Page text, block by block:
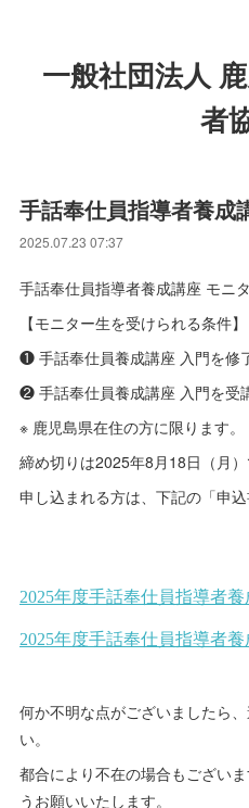
一般社団法人
者
手話奉仕員指導者養成
2025.07.23 07:37
手話奉仕員指導者養成講座 モニ
【モニター生を受けられる条件】
❶ 手話奉仕員養成講座 入門を修
❷ 手話奉仕員養成講座 入門を受
※ 鹿児島県在住の方に限ります。
締め切りは2025年8月18日（月）
申し込まれる方は、下記の「申
何か不明な点がございましたら
い。
都合により不在の場合もござい
うお願いいたします。